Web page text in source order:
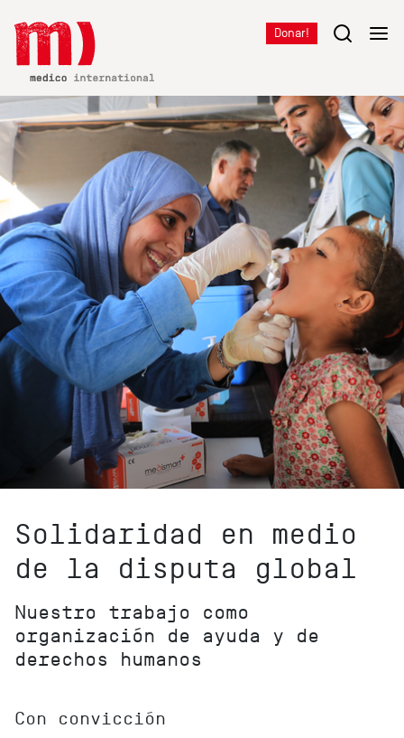
Donar!
Solidaridad en medio
de la disputa global
Nuestro trabajo como
organización de ayuda y de
derechos humanos
Con convicción